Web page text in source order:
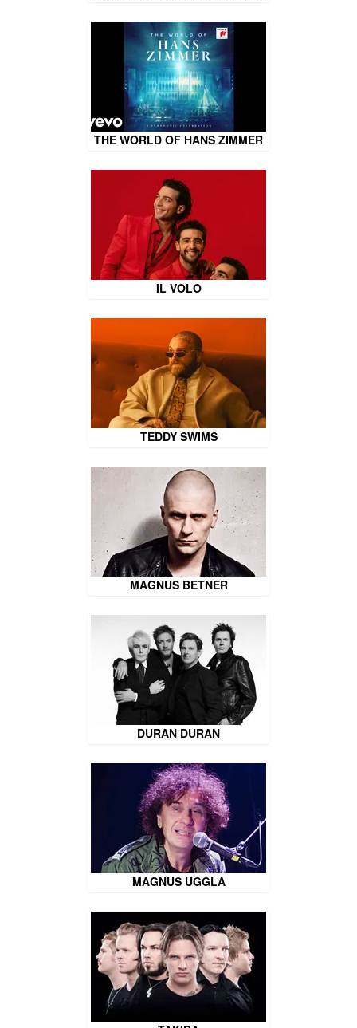
THE WORLD OF HANS ZIMMER
IL VOLO
TEDDY SWIMS
MAGNUS BETNER
DURAN DURAN
MAGNUS UGGLA